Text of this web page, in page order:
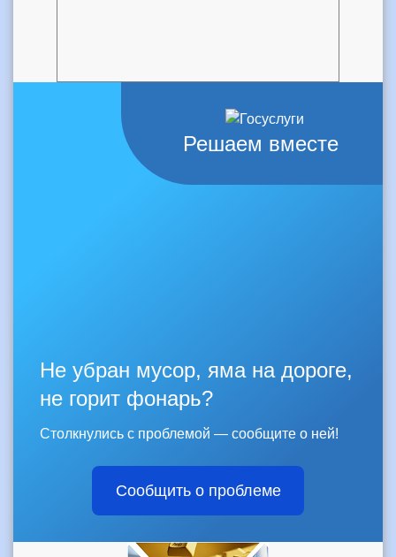
Решаем вместе
Не убран мусор, яма на дороге,
не горит фонарь?
Столкнулись с проблемой — сообщите о ней!
Сообщить о проблеме